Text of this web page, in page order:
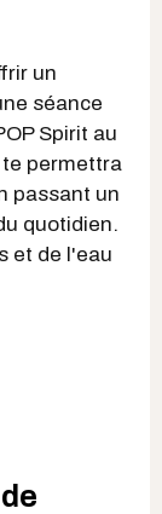
un
séance
Spirit au
te permettra
passant un
quotidien.
et de l'eau